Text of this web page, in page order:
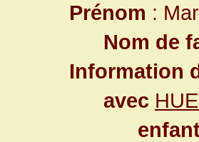
Prénom :
Nom de
Information
avec